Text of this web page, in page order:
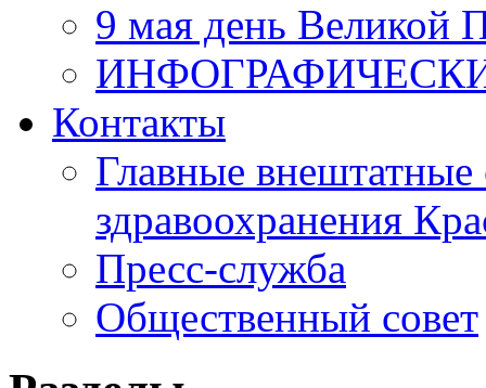
9 мая день Великой
Контакты
Главные внештатные
здравоохранения
Пресс-служба
Общественный совет